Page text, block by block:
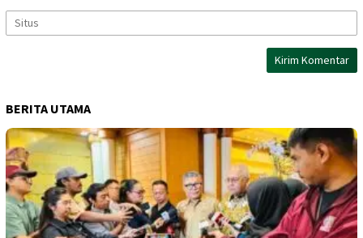
BERITA UTAMA